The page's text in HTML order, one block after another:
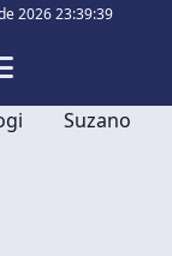
2026 23:39:40
Suzano